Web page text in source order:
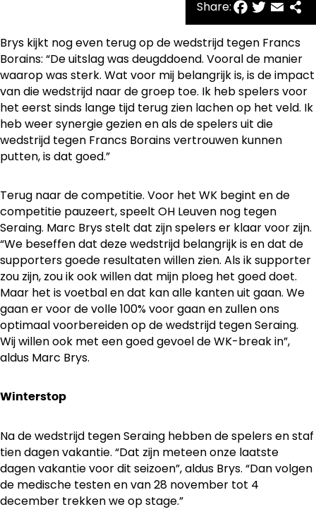
Share:
Brys kijkt nog even terug op de wedstrijd tegen Francs
Borains: “De uitslag was deugddoend. Vooral de manier
waarop was sterk. Wat voor mij belangrijk is, is de impact
van die wedstrijd naar de groep toe. Ik heb spelers voor
het eerst sinds lange tijd terug zien lachen op het veld. Ik
heb weer synergie gezien en als de spelers uit die
wedstrijd tegen Francs Borains vertrouwen kunnen
putten, is dat goed.”
Terug naar de competitie. Voor het WK begint en de
competitie pauzeert, speelt OH Leuven nog tegen
Seraing. Marc Brys stelt dat zijn spelers er klaar voor zijn.
“We beseffen dat deze wedstrijd belangrijk is en dat de
supporters goede resultaten willen zien. Als ik supporter
zou zijn, zou ik ook willen dat mijn ploeg het goed doet.
Maar het is voetbal en dat kan alle kanten uit gaan. We
gaan er voor de volle 100% voor gaan en zullen ons
optimaal voorbereiden op de wedstrijd tegen Seraing.
Wij willen ook met een goed gevoel de WK-break in”,
aldus Marc Brys.
Winterstop
Na de wedstrijd tegen Seraing hebben de spelers en staf
tien dagen vakantie. “Dat zijn meteen onze laatste
dagen vakantie voor dit seizoen”, aldus Brys. “Dan volgen
de medische testen en van 28 november tot 4
december trekken we op stage.”